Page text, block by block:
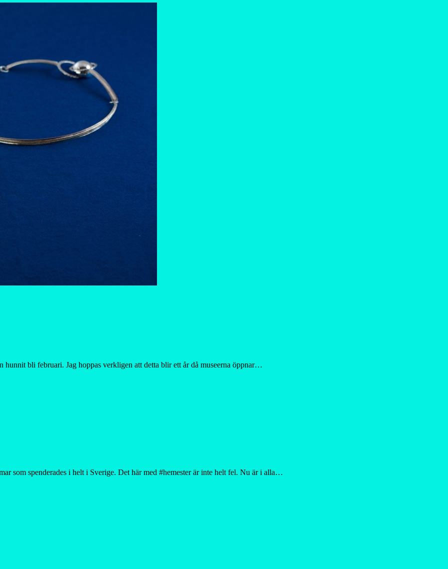
hunnit bli februari. Jag hoppas verkligen att detta blir ett år då museerna öppnar…
som spenderades i helt i Sverige. Det här med #hemester är inte helt fel. Nu är i alla…